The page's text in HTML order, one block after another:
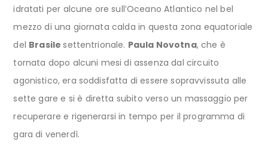
idratati per alcune ore sull’Oceano Atlantico nel bel
mezzo di una giornata calda in questa zona equatoriale
del Brasilesettentrionale. Paula Novotna, che è
tornata dopo alcuni mesi di assenza dal circuito
agonistico, era soddisfatta di essere sopravvissuta alle
sette gare e si è diretta subito verso un massaggio per
recuperare e rigenerarsi in tempo per il programma di
gara di venerdì.